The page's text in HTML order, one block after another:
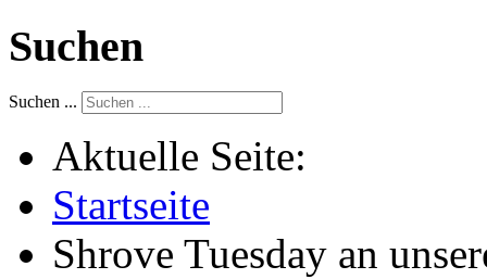
Suchen
Suchen ...
Aktuelle Seite:
Startseite
Shrove Tuesday an